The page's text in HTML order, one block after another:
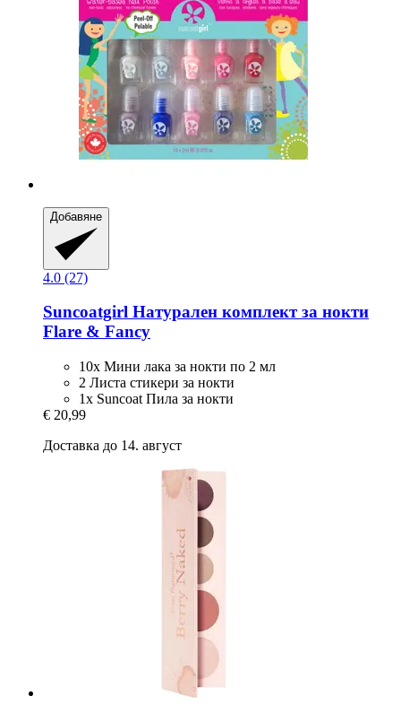
Добавяне
4.0 (27)
Suncoatgirl Натурален комплект за нокти
Flare & Fancy
10x Мини лака за нокти по 2 мл
2 Листа стикери за нокти
1x Suncoat Пила за нокти
€ 20,99
Доставка до 14. август